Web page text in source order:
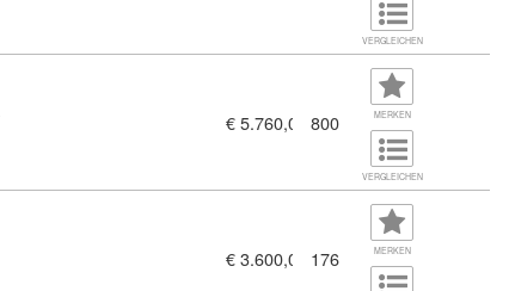
VERGLEICHEN
€ 5.760,00 800 MERKEN
VERGLEICHEN
€ 3.600,00 176 MERKEN